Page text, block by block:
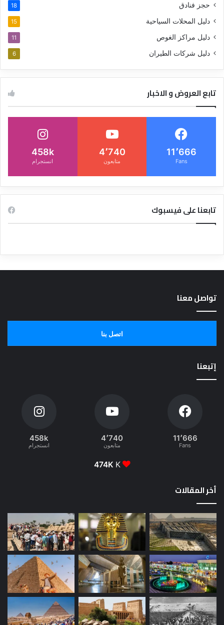
حجز فنادق 18
دليل المحلات السياحية 15
دليل مراكز الغوص 11
دليل شركات الطيران 6
تابع العروض و الاخبار
11٬666
Fans
4٬740
متابعون
458k
انستجرام
تابعنا على فيسبوك
تواصل معنا
اتصل بنا
إتبعنا
11٬666
Fans
4٬740
متابعون
458k
انستجرام
474K K
أخر المقالات